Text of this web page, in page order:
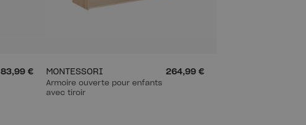
83,99 € MONTESSORI
Armoire ouverte pour enfants
avec tiroir
264,99 €